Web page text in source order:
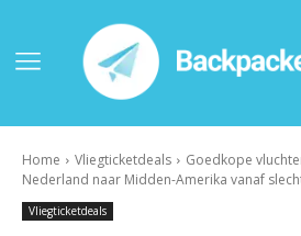
Home Vliegticketdeals
Goedkope
Nederland naar Midden-Amerika vanaf
Vliegticketdeals